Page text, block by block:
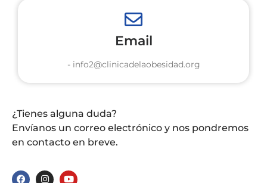
Email
- info2@clinicadelaobesidad.org
¿Tienes alguna duda?
Envíanos un correo electrónico y nos pondremos
en contacto en breve.